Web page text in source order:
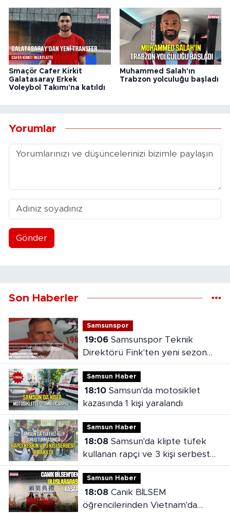
Smaçör Cafer Kirkit
Galatasaray Erkek
Voleybol Takımı'na katıldı
Muhammed Salah'ın
Trabzon yolculuğu başladı
Yorumlar
Gönder
Son Haberler
Samsunspor
19:06Samsunspor Teknik
Direktörü Fink'ten yeni sezon
mesajı
Samsun Haber
18:10Samsun'da motosiklet
kazasında 1 kişi yaralandı
Samsun Haber
18:08Samsun'da klipte tüfek
kullanan rapçi ve 3 kişi serbest
bırakıldı
Samsun Haber
18:08Canik BİLSEM
öğrencilerinden Vietnam'da